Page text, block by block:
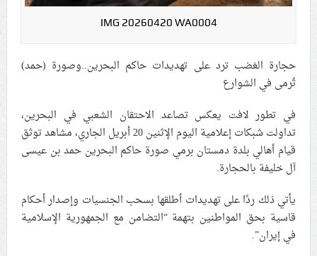
علماء البحرين: طلب الترخيص والإجازة من السلطة في
لجنة مراسم الوداع والتشييع ومواراة الجثمان للإمام الشهيد
السيّد علي الحسيني الخامنئي تنشر تفاصيل التشييع في
إيران والعراق
IMG 20260420 WA0004
حجارة الغضب ترد على تهديدات حاكم البحرين..وصورة (حمد)
تُرمى في الشوارع
في تطور لافت يعكس تصاعد الاحتقان الشعبي في البحرين،
تداولت شبكات إعلامية اليوم الإثنين 20 أبريل الجاري، مشاهد توثق
قيام أهالي بلدة دمستان برمي صورة حاكم البحرين حمد بن عيسى
آل خليفة بالحجارة.
يأتي ذلك ردًا على تهديدات أطلقها بسحب الجنسيات وإصدار أحكام
قاسية بحق المواطنين بتهمة “التضامن مع الجمهورية الإسلامية
في إيران”.